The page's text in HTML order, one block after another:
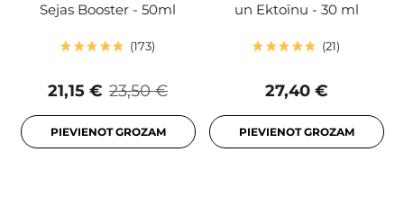
Sejas Booster - 50ml
173
23,50 €
21,15 €
PIEVIENOT GROZAM
un Ektoīnu - 30 ml
21
27,40 €
PIEVIENOT GROZAM